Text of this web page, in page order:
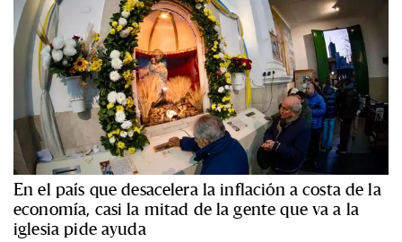
En el país que desacelera la inflación a costa de la
economía, casi la mitad de la gente que va a la
iglesia pide ayuda